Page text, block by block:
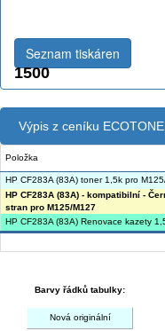
1500
Seznam tiskáren
Výpis z ceníku
Položka
HP CF283A (83A) toner 1,5k pro
HP CF283A (83A) - kompatibilní -
stran pro M125/M127
HP CF283A (83A) Renovace kazety
Barvy řádků tabulky:
Nová originální